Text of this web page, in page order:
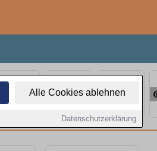
Alle Cookies ablehnen
Datenschutzerklärung